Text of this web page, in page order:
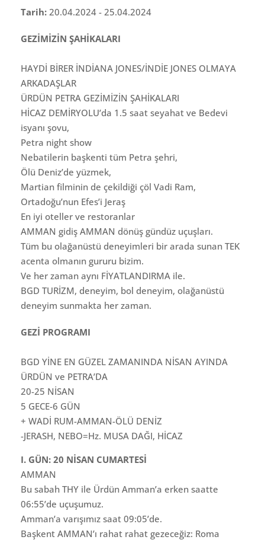
Tarih: 20.04.2024 - 25.04.2024
GEZİMİZİN ŞAHİKALARI
HAYDİ BİRER İNDİANA JONES/İNDİE JONES OLMAYA
ARKADAŞLAR
ÜRDÜN PETRA GEZİMİZİN ŞAHİKALARI
HİCAZ DEMİRYOLU’da 1.5 saat seyahat ve Bedevi
isyanı şovu,
Petra night show
Nebatilerin başkenti tüm Petra şehri,
Ölü Deniz’de yüzmek,
Martian filminin de çekildiği çöl Vadi Ram,
Ortadoğu’nun Efes’i Jeraş
En iyi oteller ve restoranlar
AMMAN gidiş AMMAN dönüş gündüz uçuşları.
Tüm bu olağanüstü deneyimleri bir arada sunan TEK
acenta olmanın gururu bizim.
Ve her zaman aynı FİYATLANDIRMA ile.
BGD TURİZM, deneyim, bol deneyim, olağanüstü
deneyim sunmakta her zaman.
GEZİ PROGRAMI
BGD YİNE EN GÜZEL ZAMANINDA NİSAN AYINDA
ÜRDÜN ve PETRA’DA
20-25 NİSAN
5 GECE-6 GÜN
+ WADİ RUM-AMMAN-ÖLÜ DENİZ
-JERASH, NEBO=Hz. MUSA DAĞI, HİCAZ
I. GÜN: 20 NİSAN CUMARTESİ
AMMAN
Bu sabah THY ile Ürdün Amman’a erken saatte
06:55’de uçuşumuz.
Amman’a varışımız saat 09:05’de.
Başkent AMMAN’ı rahat rahat gezeceğiz: Roma